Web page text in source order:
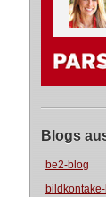
Blogs
be2-blog